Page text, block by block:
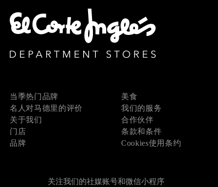
当季热门品牌
名人对马德里的评价
关于我们
门店
品牌
美食
我们的服务
合作伙伴
条款和条件
Cookies使用条约
关注我们的社媒账号和微信小程序